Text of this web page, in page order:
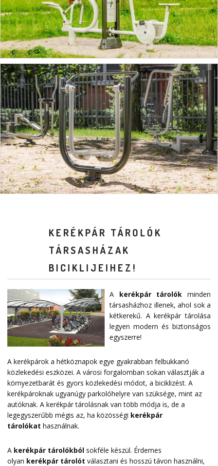
KERÉKPÁR TÁROLÓK
TÁRSASHÁZAK
BICIKLIJEIHEZ!
A kerékpár tárolók minden
társasházhoz illenek, ahol sok a
kétkerekű. A kerékpár tárolása
legyen modern és biztonságos
egyszerre!
A kerékpárok a hétköznapok egye gyakrabban felbukkanó
közlekedési eszközei. A városi forgalomban sokan választják a
környezetbarát és gyors közlekedési módot, a biciklizést. A
kerékpároknak ugyanúgy parkolóhelyre van szüksége, mint az
autóknak. A kerékpár tárolásnak van több módja is, de a
legegyszerűbb mégis az, ha közösségi kerékpár
tárolókat használnak.
A kerékpár tárolókból sokféle készül. Érdemes
olyan kerékpár tárolót választani és hosszú távon használni,